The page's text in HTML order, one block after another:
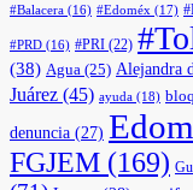
#Balacera (16) #Edoméx (17)
#PRD (16) #PRI (22)
(38) Agua (25) Alejandra
Juárez (45) ayuda (18)
denuncia (27)
FGJEM (169)